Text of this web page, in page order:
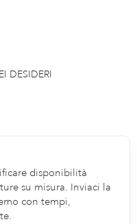
DESIDERI
disponibilità
su misura. Inviaci la
con tempi,